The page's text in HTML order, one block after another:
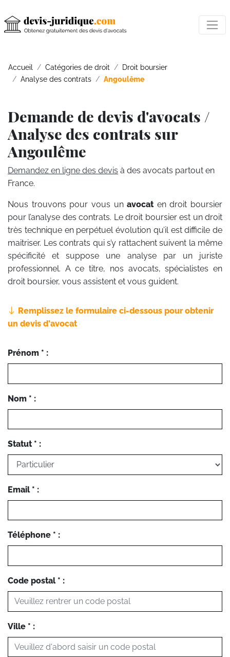
Accueil Catégories de droit
Droit boursier
Analyse des contrats
Angoulême
Demande de devis d'avocats /
Analyse des contrats sur
Angoulême
Demandez en ligne des devis à des avocats partout en
France.
Nous trouvons pour vous unavocat en droit boursier
pour l’analyse des contrats. Le droit boursier est un droit
très technique en perpétuel évolution qu’il est difficile de
maitriser. Les contrats qui s’y rattachent suivent la même
spécificité et suppose une analyse par un juriste
professionnel. A ce titre, nos avocats, spécialistes en
droit boursier, vous assistent et vous guident.
Remplissez le formulaire ci-dessous pour obtenir
un devis d'avocat
Prénom * :
Nom * :
Statut * :
Email * :
Téléphone * :
Code postal * :
Ville * :